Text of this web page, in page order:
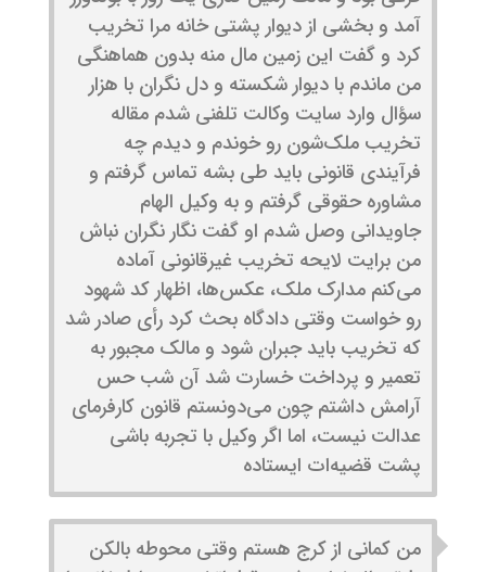
آمد و بخشی از دیوار پشتی خانه مرا تخریب
کرد و گفت این زمین مال منه بدون هماهنگی
من ماندم با دیوار شکسته و دل نگران با هزار
سؤال وارد سایت وکالت تلفنی شدم مقاله
تخریب ملک‌شون رو خوندم و دیدم چه
فرآیندی قانونی باید طی بشه تماس گرفتم و
مشاوره حقوقی گرفتم و به وکیل الهام
جاویدانی وصل شدم او گفت نگار نگران نباش
من برایت لایحه تخریب غیرقانونی آماده
می‌کنم مدارک ملک، عکس‌ها، اظهار کد شهود
رو خواست وقتی دادگاه بحث کرد رأی صادر شد
که تخریب باید جبران شود و مالک مجبور به
تعمیر و پرداخت خسارت شد آن شب حس
آرامش داشتم چون می‌دونستم قانون کارفرمای
عدالت نیست، اما اگر وکیل با تجربه باشی
پشت قضیه‌ات ایستاده
من کمانی از کرج هستم وقتی محوطه بالکن